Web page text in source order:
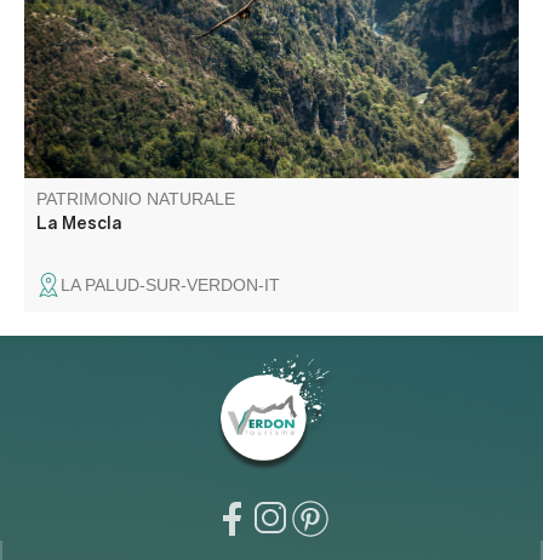
PATRIMONIO NATURALE
La Mescla
LA PALUD-SUR-VERDON-IT